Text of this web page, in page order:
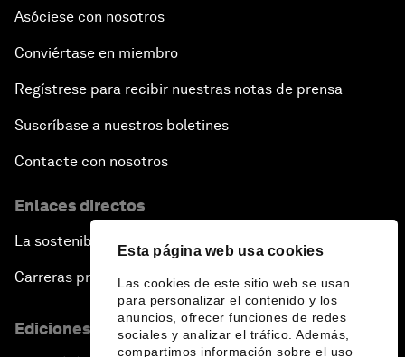
Esta página web usa cookies
Las cookies de este sitio web se usan
para personalizar el contenido y los
anuncios, ofrecer funciones de redes
sociales y analizar el tráfico. Además,
compartimos información sobre el uso
Asóciese con nosotros
Conviértase en miembro
Regístrese para recibir nuestras notas de prensa
Suscríbase a nuestros boletines
Contacte con nosotros
Enlaces directos
La sostenibilidad en el Foro
Carreras profesionales
Ediciones en otros idiomas